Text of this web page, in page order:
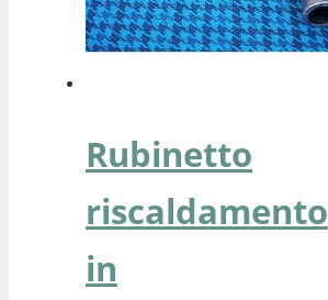
Rubinetto
riscaldamento
in